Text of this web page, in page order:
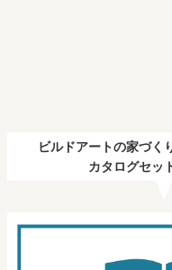
ビルドアートの家づく
カタログセッ